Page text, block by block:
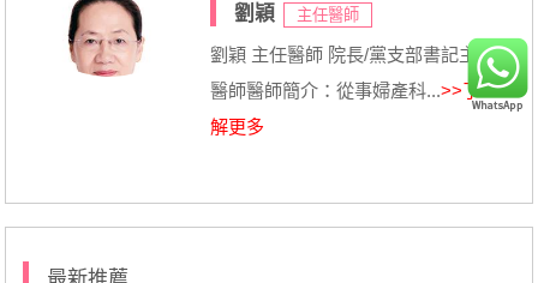
劉穎 主任醫師
劉穎 主任醫師 院長/黨支部書記主任
醫師醫師簡介：從事婦產科...>>了
解更多